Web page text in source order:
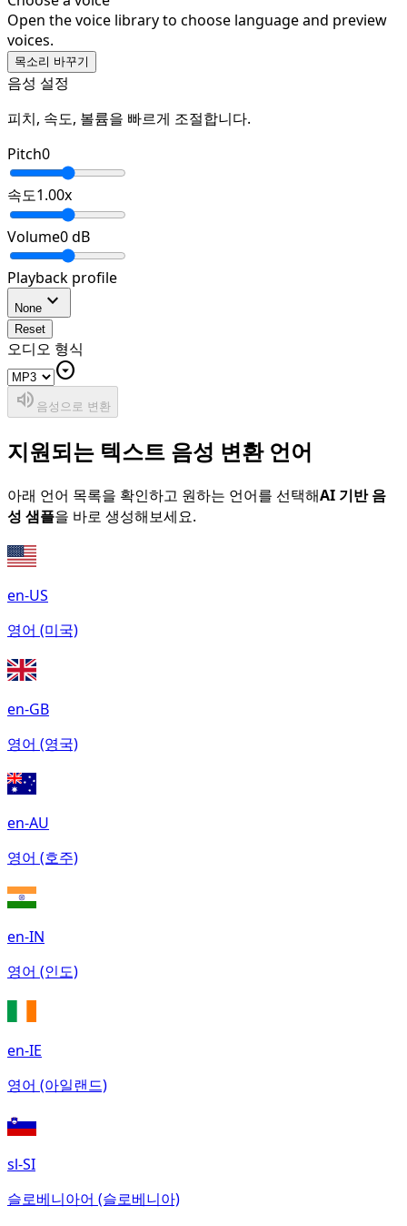
Open the voice library to choose language and preview
voices.
목소리 바꾸기
음성 설정
피치, 속도, 볼륨을 빠르게 조절합니다.
Pitch0
속도1.00x
Volume0dB
Playback profile
None expand_more
Reset
오디오 형식
arrow_drop_down_circle
volume_up 음성으로 변환
지원되는 텍스트 음성 변환 언어
아래 언어 목록을 확인하고 원하는 언어를 선택해AI 기반 음
성 샘플을 바로 생성해보세요.
en-US
영어 (미국)
en-GB
영어 (영국)
en-AU
영어 (호주)
en-IN
영어 (인도)
en-IE
영어 (아일랜드)
sl-SI
슬로베니아어 (슬로베니아)